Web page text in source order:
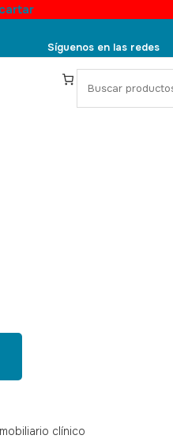
Síguenos en las redes
S
clínico